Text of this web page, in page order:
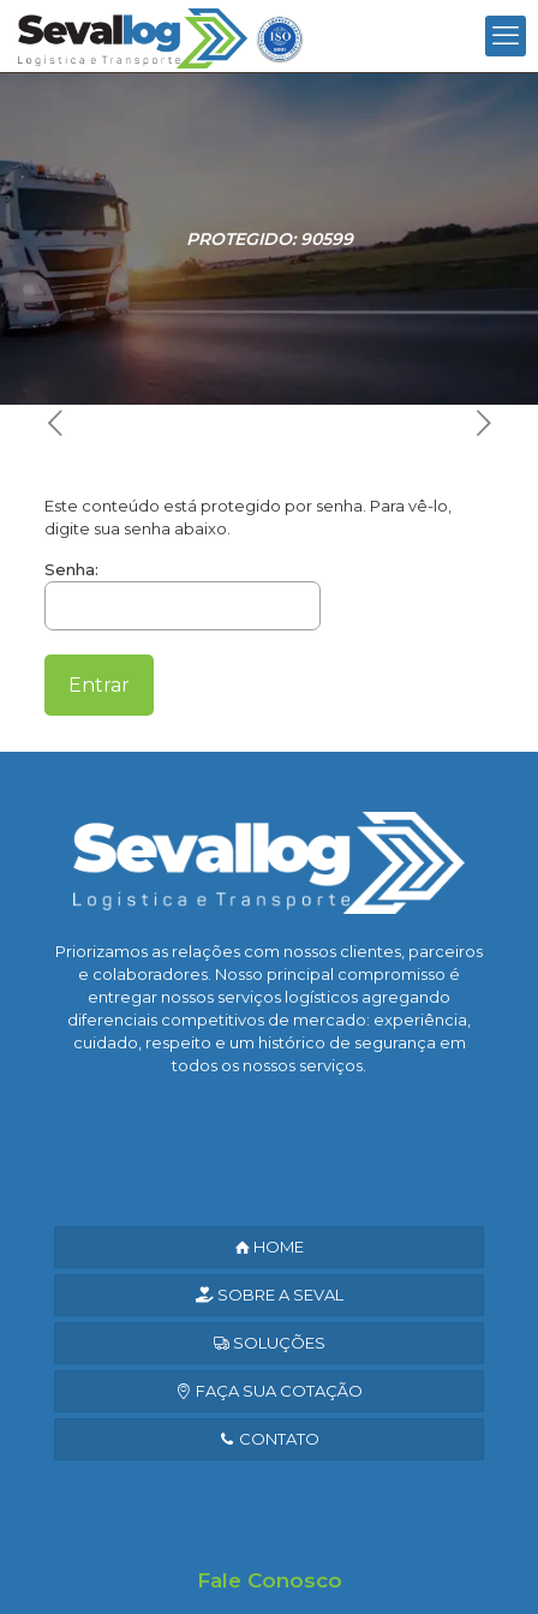
PROTEGIDO: 90599
Este conteúdo está protegido por senha. Para vê-lo,
digite sua senha abaixo.
Senha:
Priorizamos as relações com nossos clientes, parceiros
e colaboradores. Nosso principal compromisso é
entregar nossos serviços logísticos agregando
diferenciais competitivos de mercado: experiência,
cuidado, respeito e um histórico de segurança em
todos os nossos serviços.
HOME
SOBRE A SEVAL
SOLUÇÕES
FAÇA SUA COTAÇÃO
CONTATO
Fale Conosco